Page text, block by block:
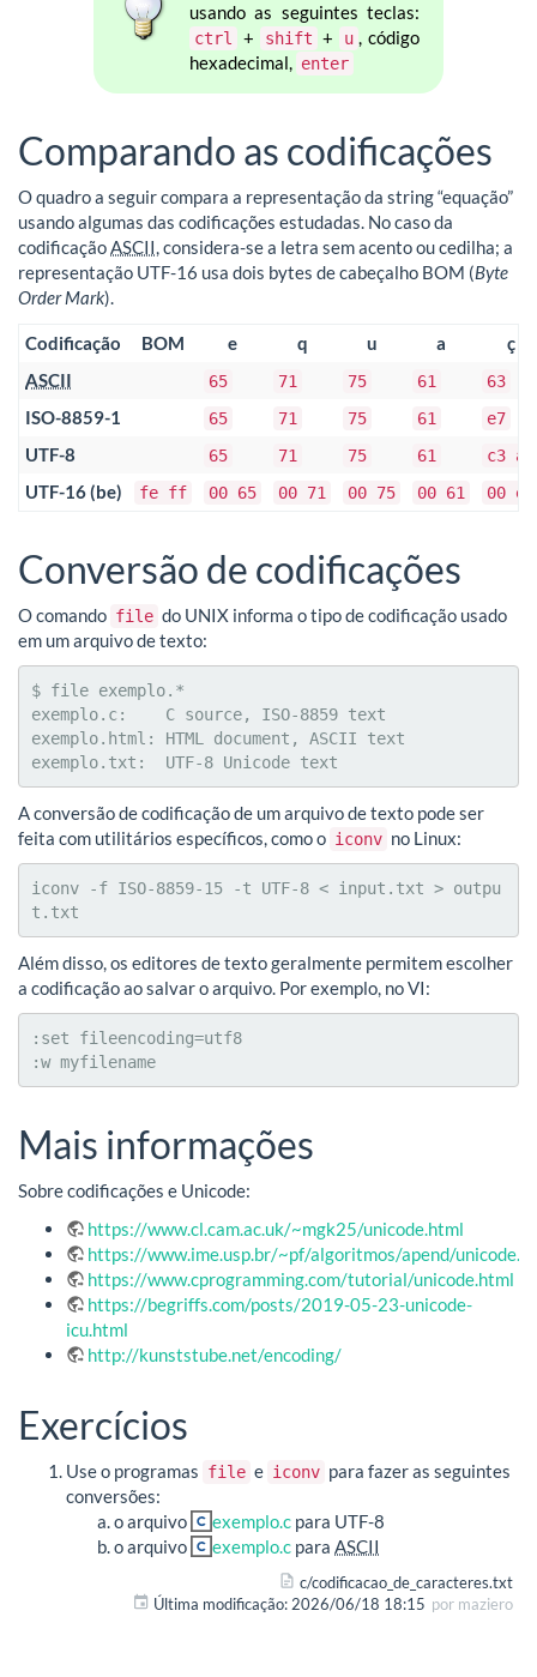
usando as seguintes teclas:
ctrl + shift + u , código
hexadecimal, enter
Comparando as codificações
O quadro a seguir compara a representação da string “equação”
usando algumas das codificações estudadas. No caso da
codificaçãoASCII, considera-se a letra sem acento ou cedilha; a
representação UTF-16 usa dois bytes de cabeçalho BOM (Byte
Order Mark).
Codificação BOM e q u a
ç
ASCII
65 71 75 61 63
ISO-8859-1 65 71 75 61 e7
UTF-8 65 71 75 61 c3 a7
UTF-16 (be) fe ff 00 65 00 71 00 75 00 61 00 e7
Conversão de codificações
O comando file do UNIX informa o tipo de codificação usado
em um arquivo de texto:
$ file exemplo.*
exemplo.c:    C source, ISO-8859 text
exemplo.html: HTML document, ASCII text
exemplo.txt:  UTF-8 Unicode text
A conversão de codificação de um arquivo de texto pode ser
feita com utilitários específicos, como o iconv no Linux:
iconv -f ISO-8859-15 -t UTF-8 < input.txt > outpu
t.txt
Além disso, os editores de texto geralmente permitem escolher
a codificação ao salvar o arquivo. Por exemplo, no VI:
:set fileencoding=utf8
:w myfilename
Mais informações
Sobre codificações e Unicode:
https://www.cl.cam.ac.uk/~mgk25/unicode.html
https://www.ime.usp.br/~pf/algoritmos/apend/
https://www.cprogramming.com/tutorial/unicode.html
https://begriffs.com/posts/2019-05-23-unicode-
icu.html
http://kunststube.net/encoding/
Exercícios
Use o programas file e iconv para fazer as seguintes
conversões:
o arquivo
exemplo.c para UTF-8
o arquivo
exemplo.c para ASCII
c/codificacao_de_caracteres.txt
Última modificação: 2026/06/18 18:15 por maziero